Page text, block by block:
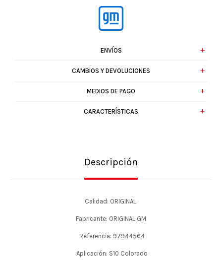
ENVÍOS
CAMBIOS Y DEVOLUCIONES
MEDIOS DE PAGO
CARACTERÍSTICAS
Descripción
Calidad: ORIGINAL
Fabricante: ORIGINAL GM
Referencia: 97944564
Aplicación: S10 Colorado